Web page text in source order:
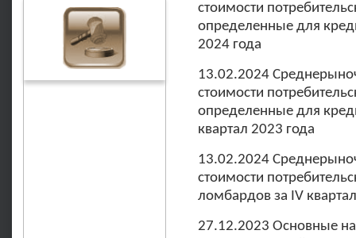
стоимости
определенные для
2024 года
13.02.2024
стоимости
определенные для
квартал 2023 года
13.02.2024
стоимости
ломбардов за IV
27.12.2023 Основные